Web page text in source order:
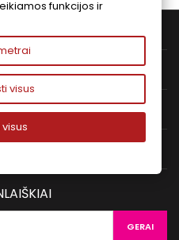



funkcijos ir
visus
visus